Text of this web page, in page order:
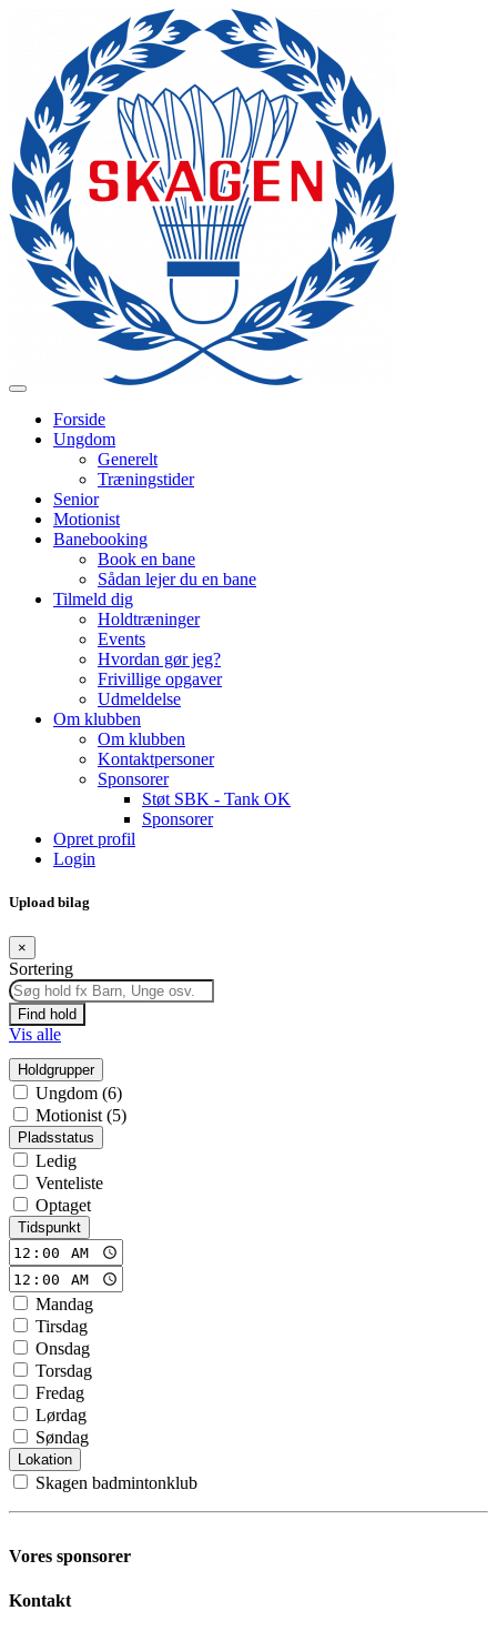
Forside
Ungdom
Generelt
Træningstider
Senior
Motionist
Banebooking
Book en bane
Sådan lejer du en bane
Tilmeld dig
Holdtræninger
Events
Hvordan gør jeg?
Frivillige opgaver
Udmeldelse
Om klubben
Om klubben
Kontaktpersoner
Sponsorer
Støt SBK - Tank OK
Sponsorer
Opret profil
Login
Upload bilag
×
Sortering
Find hold
Vis alle
Holdgrupper
Ungdom (6)
Motionist (5)
Pladsstatus
Ledig
Venteliste
Optaget
Tidspunkt
Mandag
Tirsdag
Onsdag
Torsdag
Fredag
Lørdag
Søndag
Lokation
Skagen badmintonklub
Vores sponsorer
Kontakt